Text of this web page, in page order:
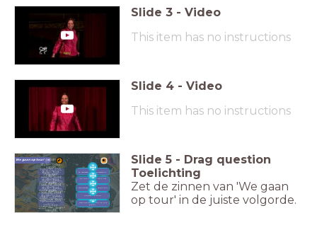
Slide 3 - Video
This item has no instructions
Slide 4 - Video
This item has no instructions
We gaan op tour! <span
style="color:
rgb(255, 255,
255); font-
weight:
bold">1</span>
<span
style="font-
weight: bold;
color: rgb(255,
255,
255)">2</span>
<span
style="font-
weight: bold;
color: rgb(255,
255,
255)">3</span>
<span
style="font-
weight: bold;
color: rgb(255,
255,
255)">4</span>
<span
style="color:
rgb(255, 255,
255); font-
weight:
En kijk hier staan we in het
licht,
De mensen juichen, ze zijn blij
want alle lampen zijn op ons
gericht.
We gaan op tour!
Slide 5 - Drag question
Toelichting
Zet de zinnen van 'We gaan
op tour' in de juiste volgorde.